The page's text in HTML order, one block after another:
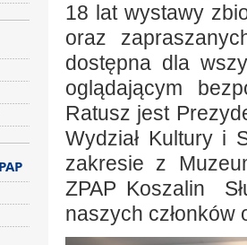
18 lat wystawy
oraz
dostępna dla
oglądającym
Ratusz jest
Wydział Kultury i
zakresie z
ZPAP Koszalin
naszych